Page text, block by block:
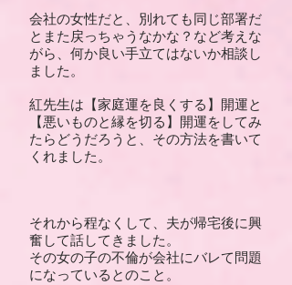
会社の女性だと、別れても同じ部署だ
とまた戻っちゃうなかな？など考えな
がら、何か良い手立てはないか相談し
ました。
紅先生は【家庭運を良くする】開運と
【悪いものと縁を切る】開運をしてみ
たらどうだろうと、その方法を書いて
くれました。
それから程なくして、夫が帰宅後に興
奮して話してきました。
その女の子の不倫が会社にバレて問題
になっているとのこと。